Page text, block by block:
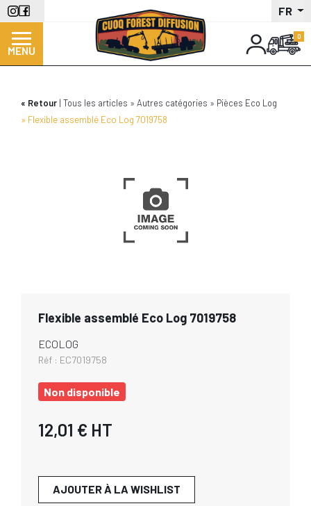
Aller
au
contenu
principal
FR
MENU
Retour Tous les articles Autres catégories
Pièces Eco Log
Flexible assemblé Eco Log 7019758
Flexible assemblé Eco Log 7019758
ECOLOG
Réf : EC7019758
Non disponible
12,01 € HT
AJOUTER À LA WISHLIST